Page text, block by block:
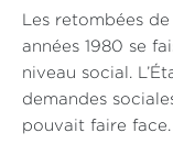
Les retombées
années 1980 se
niveau social.
demandes
pouvait faire face.